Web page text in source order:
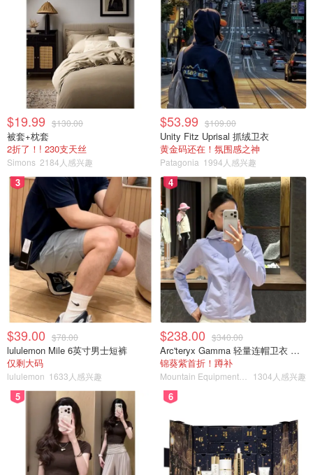
$19.99 $130.00
被套+枕套
2折了！! 230支天丝
Simons 2184人感兴趣
$53.99 $109.00
Unity Fitz Uprisal 抓绒卫衣
黄金码还在！氛围感之神
Patagonia 1994人感兴趣
3
$39.00 $78.00
lululemon Mile 6英寸男士短裤
仅剩大码
lululemon 1633人感兴趣
4
$238.00 $340.00
Arc'teryx Gamma 轻量连帽卫衣 女款
锦葵紫首折！蹲补
1304人感兴趣
5 6